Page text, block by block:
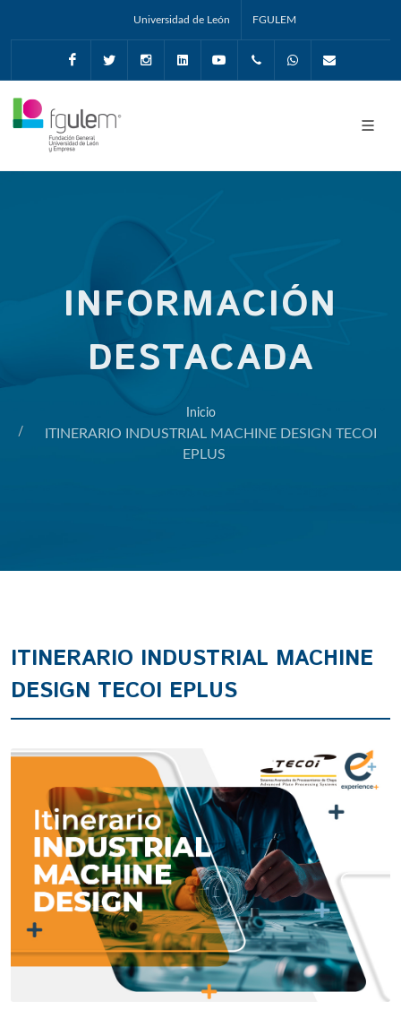
Universidad de León FGULEM
FacebookTwitter InstagramLinkedin Youtube +34987291651
Whatsapp
INFORMACIÓN
DESTACADA
Inicio
ITINERARIO INDUSTRIAL MACHINE DESIGN TECOI
EPLUS
ITINERARIO INDUSTRIAL MACHINE
DESIGN TECOI EPLUS